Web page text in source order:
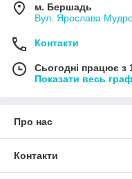
м. Бершадь
Вул. Ярослава
Контакти
Сьогодні працює з
Показати весь
Про нас
Контакти